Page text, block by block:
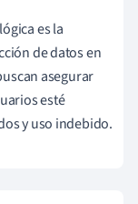
es la
de datos en
asegurar
esté
y uso indebido.